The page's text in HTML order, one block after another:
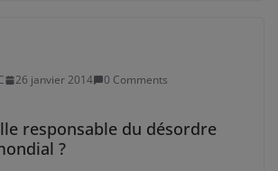
26 janvier 2014
0 Comments
responsable du désordre
?